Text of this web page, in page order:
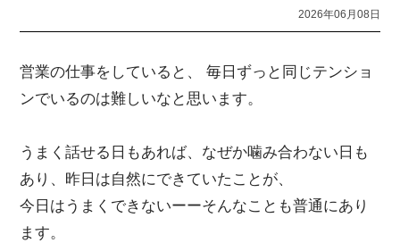
2026年06月08日
営業の仕事をしていると、 毎日ずっと同じテンショ
ンでいるのは難しいなと思います。
うまく話せる日もあれば、なぜか噛み合わない日も
あり、昨日は自然にできていたことが、
今日はうまくできないーーそんなことも普通にあり
ます。